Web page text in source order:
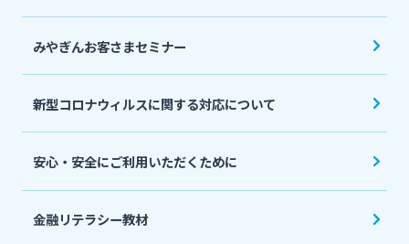
みやぎんお客さまセミナー
新型コロナウィルスに関する対応について
安心・安全にご利用いただくために
金融リテラシー教材